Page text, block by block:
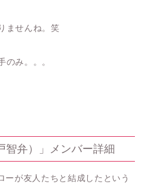
ませんね。笑
のみ。。。
智弁）」メンバー詳細
ーが友人たちと結成したという